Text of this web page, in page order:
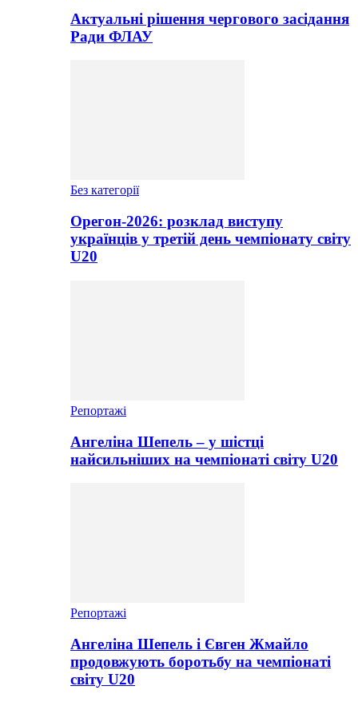
Актуальні рішення чергового засідання
Ради ФЛАУ
Без категорії
Орегон-2026: розклад виступу
українців у третій день чемпіонату світу
U20
Репортажі
Ангеліна Шепель – у шістці
найсильніших на чемпіонаті світу U20
Репортажі
Ангеліна Шепель і Євген Жмайло
продовжують боротьбу на чемпіонаті
світу U20